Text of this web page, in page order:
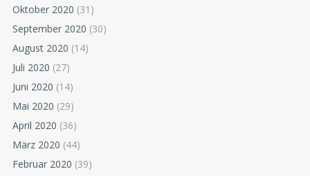
Oktober 2020 (31)
September 2020 (30)
August 2020 (14)
Juli 2020 (27)
Juni 2020 (14)
Mai 2020 (29)
April 2020 (36)
März 2020 (44)
Februar 2020 (39)